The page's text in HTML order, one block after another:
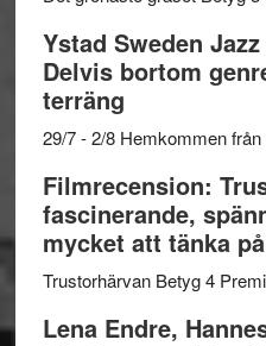
Ystad Sweden
Delvis bortom
terräng
29/7 - 2/8 Hemkommen
Filmrecension:
fascinerande,
mycket att tänka på
Trustorhärvan Betyg 4
Lena Endre,